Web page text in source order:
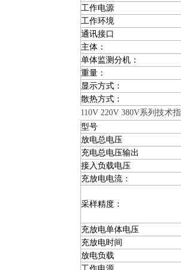
工作电源
工作环境
通讯接口
主体：
单体监测分机：
重量：
显示方式：
散热方式：
110V 220V 380V系列技术
型号
放电总电压
充电总电压输出
接入负载电压
充放电电流：
采样精度：
充放电单体电压
充放电时间
放电负载